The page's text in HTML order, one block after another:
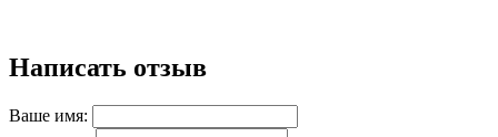
Написать отзыв
Ваше имя: